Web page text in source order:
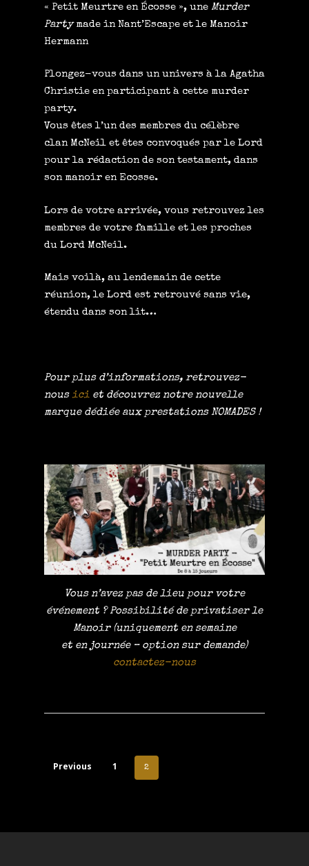
« Petit Meurtre en Écosse », une Murder
Partymade in Nant’Escape et le Manoir
Hermann
Plongez-vous dans un univers à la Agatha
Christie en participant à cette murder
party.
Vous êtes l’un des membres du célèbre
clan McNeil et êtes convoqués par le Lord
pour la rédaction de son testament, dans
son manoir en Ecosse.
Lors de votre arrivée, vous retrouvez les
membres de votre famille et les proches
du Lord McNeil.
Mais voilà, au lendemain de cette
réunion, le Lord est retrouvé sans vie,
étendu dans son lit…
Pour plus d’informations, retrouvez-
nous ici et découvrez notre nouvelle
marque dédiée aux prestations NOMADES !
Vous n’avez pas de lieu pour votre
événement ? Possibilité de privatiser le
Manoir (uniquement en semaine
et en journée – option sur demande)
contactez-nous
Previous 1 2